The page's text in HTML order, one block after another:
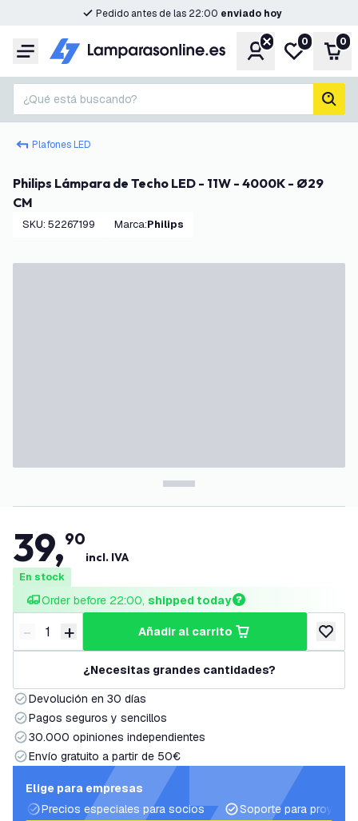
Pedido antes de las 22:00 enviado hoy
Menú CuentaMi lista de
0 0
¿Qué está buscando?
Plafones LED
Philips Lámpara de Techo LED - 11W - 4000K - Ø29
CM
SKU: 52267199 Marca: Philips
39,90
incl. IVA
En stock
Order before 22:00, shipped today
Disminuir cantidad
- Aumentar cantidad
+ añadir al carrito
añadir
¿Necesitas grandes cantidades?
Devolución en 30 días
Pagos seguros y sencillos
30.000 opiniones independientes
Envío gratuito a partir de 50€
Elige para empresas
Precios especiales para socios
Soporte para